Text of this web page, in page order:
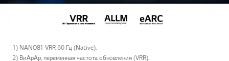
1) NANO81 VRR 60 Гц (Native).
2) ВиАрАр, переменная частота обновления (VRR).